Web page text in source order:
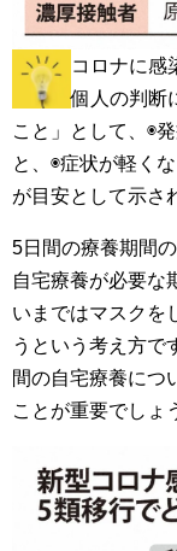
コロナに感
個人の判断
こと」として、◉
と、◉症状が軽く
が目安として示さ
5日間の療養期間
自宅療養が必要な
いまではマスクを
うという考え方で
間の自宅療養につ
ことが重要でしょ